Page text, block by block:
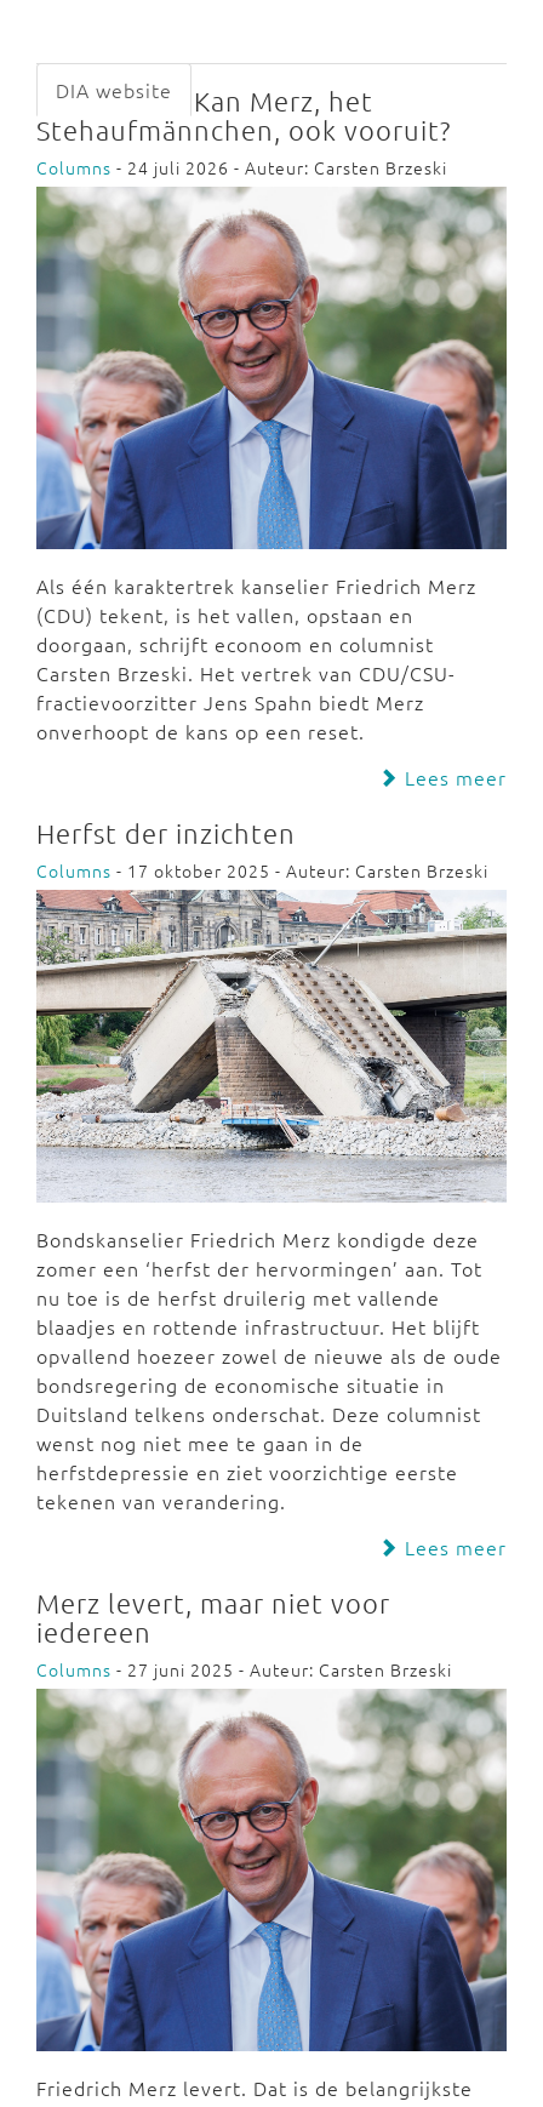
DIA website
Kan Merz, het
Stehaufmännchen, ook vooruit?
Columns - 24 juli 2026 - Auteur: Carsten Brzeski
Als één karaktertrek kanselier Friedrich Merz
(CDU) tekent, is het vallen, opstaan en
doorgaan, schrijft econoom en columnist
Carsten Brzeski. Het vertrek van CDU/CSU-
fractievoorzitter Jens Spahn biedt Merz
onverhoopt de kans op een reset.
Lees meer
Herfst der inzichten
Columns - 17 oktober 2025 - Auteur: Carsten Brzeski
Bondskanselier Friedrich Merz kondigde deze
zomer een ‘herfst der hervormingen’ aan. Tot
nu toe is de herfst druilerig met vallende
blaadjes en rottende infrastructuur. Het blijft
opvallend hoezeer zowel de nieuwe als de oude
bondsregering de economische situatie in
Duitsland telkens onderschat. Deze columnist
wenst nog niet mee te gaan in de
herfstdepressie en ziet voorzichtige eerste
tekenen van verandering.
Lees meer
Merz levert, maar niet voor
iedereen
Columns - 27 juni 2025 - Auteur: Carsten Brzeski
Friedrich Merz levert. Dat is de belangrijkste